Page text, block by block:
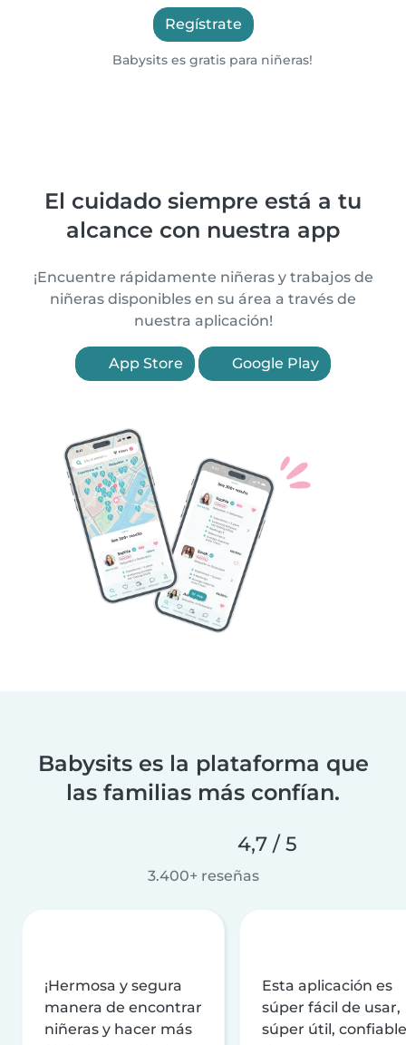
Regístrate
Babysits es gratis para niñeras!
El cuidado siempre está a tu
alcance con nuestra app
¡Encuentre rápidamente niñeras y trabajos de
niñeras disponibles en su área a través de
nuestra aplicación!
App Store Google Play
Babysits es la plataforma que
las familias más confían.
4,7 / 5
3.400+ reseñas
¡Hermosa y segura
manera de encontrar
niñeras y hacer más
Esta aplicación es
súper fácil de usar,
súper útil,